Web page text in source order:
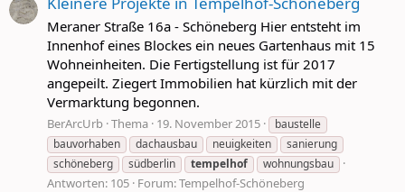
Meraner Straße 16a - Schöneberg Hier entsteht im
Innenhof eines Blockes ein neues Gartenhaus mit 15
Wohneinheiten. Die Fertigstellung ist für 2017
angepeilt. Ziegert Immobilien hat kürzlich mit der
Vermarktung begonnen.
BerArcUrb Thema 19. November 2015
baustelle
bauvorhaben
dachausbau neuigkeiten
sanierung
schöneberg
südberlin tempelhof wohnungsbau
Antworten: 105 Forum:Tempelhof-Schöneberg